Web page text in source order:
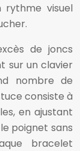
rythme visuel
de joncs
sur un clavier
nombre de
consiste à
en ajustant
poignet sans
bracelet